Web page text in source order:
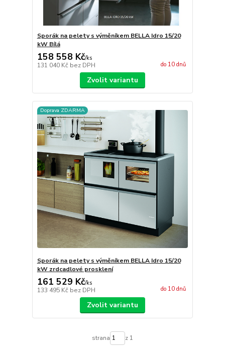
Sporák na pelety s výměníkem BELLA Idro 15/20
kW Bílá
158 558 Kč/ks
131 040 Kč bez DPH do 10 dnů
Zvolit variantu
Doprava ZDARMA
Sporák na pelety s výměníkem BELLA Idro 15/20
kW zrdcadlové prosklení
161 529 Kč/ks
133 495 Kč bez DPH do 10 dnů
Zvolit variantu
strana z 1